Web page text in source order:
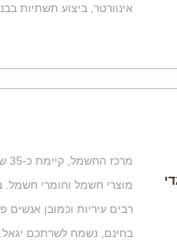
אינוורטר, ביצוע תשתיות
מוצרי חשמל וחומרי חשמל.
רבים עיריות וכמובן אנשים
בחינם, נשמח לשרתכם יגאל.